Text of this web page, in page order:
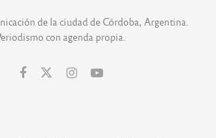
de la ciudad de Córdoba, Argentina.
con agenda propia.